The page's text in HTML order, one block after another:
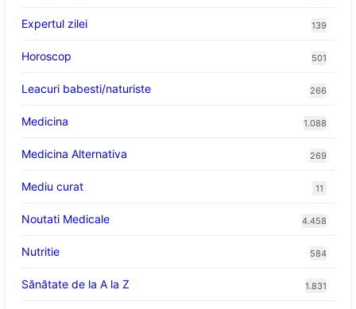
Expertul zilei 139
Horoscop 501
Leacuri babesti/naturiste 266
Medicina 1.088
Medicina Alternativa 269
Mediu curat 11
Noutati Medicale 4.458
Nutritie 584
Sănătate de la A la Z 1.831